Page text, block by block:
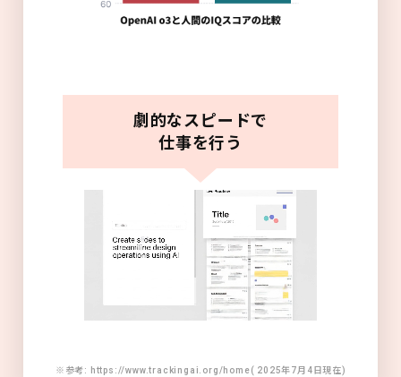
劇的なスピードで
仕事を行う
※参考: https://www.trackingai.org/home( 2025年7月4日現在)